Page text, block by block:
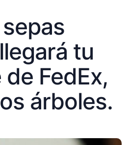
tu
FedEx,
árboles.